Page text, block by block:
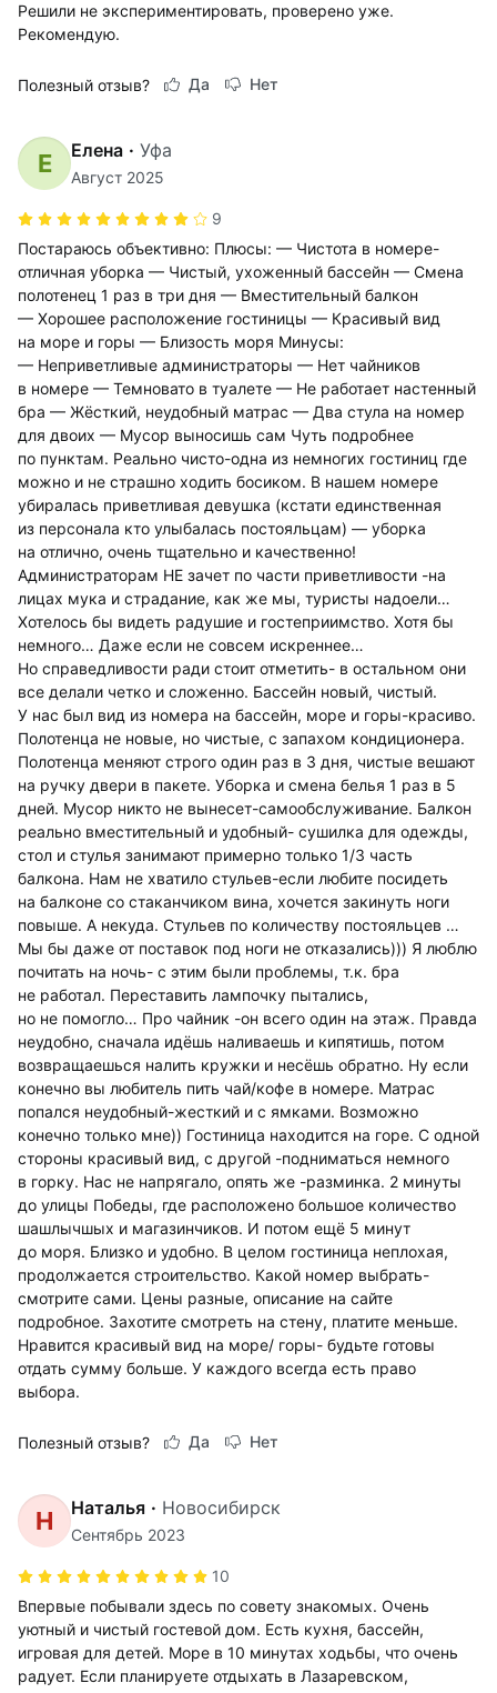
Решили не экспериментировать, проверено уже.
Рекомендую.
Полезный отзыв? Да Нет
Е Елена · Уфа
Август 2025
9
Постараюсь объективно: Плюсы: — Чистота в номере-
отличная уборка — Чистый, ухоженный бассейн — Смена
полотенец 1 раз в три дня — Вместительный балкон
— Хорошее расположение гостиницы — Красивый вид
на море и горы — Близость моря Минусы:
— Неприветливые администраторы — Нет чайников
в номере — Темновато в туалете — Не работает настенный
бра — Жёсткий, неудобный матрас — Два стула на номер
для двоих — Мусор выносишь сам Чуть подробнее
по пунктам. Реально чисто-одна из немногих гостиниц где
можно и не страшно ходить босиком. В нашем номере
убиралась приветливая девушка (кстати единственная
из персонала кто улыбалась постояльцам) — уборка
на отлично, очень тщательно и качественно!
Администраторам НЕ зачет по части приветливости -на
лицах мука и страдание, как же мы, туристы надоели…
Хотелось бы видеть радушие и гостеприимство. Хотя бы
немного… Даже если не совсем искреннее…
Но справедливости ради стоит отметить- в остальном они
все делали четко и сложенно. Бассейн новый, чистый.
У нас был вид из номера на бассейн, море и горы-красиво.
Полотенца не новые, но чистые, с запахом кондиционера.
Полотенца меняют строго один раз в 3 дня, чистые вешают
на ручку двери в пакете. Уборка и смена белья 1 раз в 5
дней. Мусор никто не вынесет-самообслуживание. Балкон
реально вместительный и удобный- сушилка для одежды,
стол и стулья занимают примерно только 1/3 часть
балкона. Нам не хватило стульев-если любите посидеть
на балконе со стаканчиком вина, хочется закинуть ноги
повыше. А некуда. Стульев по количеству постояльцев …
Мы бы даже от поставок под ноги не отказались))) Я люблю
почитать на ночь- с этим были проблемы, т.к. бра
не работал. Переставить лампочку пытались,
но не помогло… Про чайник -он всего один на этаж. Правда
неудобно, сначала идёшь наливаешь и кипятишь, потом
возвращаешься налить кружки и несёшь обратно. Ну если
конечно вы любитель пить чай/кофе в номере. Матрас
попался неудобный-жесткий и с ямками. Возможно
конечно только мне)) Гостиница находится на горе. С одной
стороны красивый вид, с другой -подниматься немного
в горку. Нас не напрягало, опять же -разминка. 2 минуты
до улицы Победы, где расположено большое количество
шашлычшых и магазинчиков. И потом ещё 5 минут
до моря. Близко и удобно. В целом гостиница неплохая,
продолжается строительство. Какой номер выбрать-
смотрите сами. Цены разные, описание на сайте
подробное. Захотите смотреть на стену, платите меньше.
Нравится красивый вид на море/ горы- будьте готовы
отдать сумму больше. У каждого всегда есть право
выбора.
Полезный отзыв? Да Нет
Н Наталья · Новосибирск
Сентябрь 2023
10
Впервые побывали здесь по совету знакомых. Очень
уютный и чистый гостевой дом. Есть кухня, бассейн,
игровая для детей. Море в 10 минутах ходьбы, что очень
радует. Если планируете отдыхать в Лазаревском,